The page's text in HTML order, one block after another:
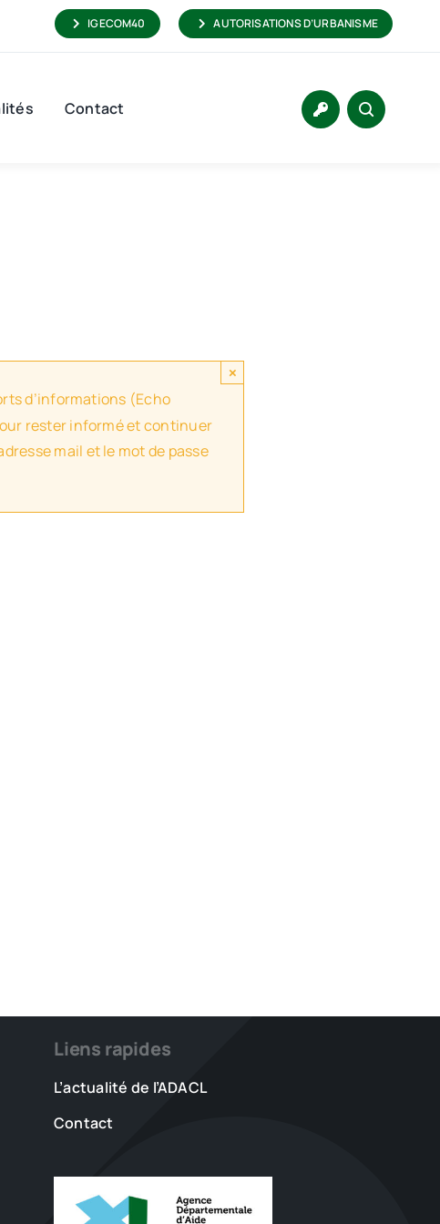
IGECOM40 AUTORISATIONS D’URBANISME
Contact
d’informations (Echo
rester informé et continuer
mail et le mot de passe
×
Liens rapides
L’actualité de l’ADACL
Contact